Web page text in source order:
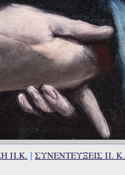
Π.Κ. | ΣΥΝΕΝΤΕΥΞΕΙΣ Π. Κ.